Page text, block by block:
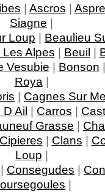
| Ascros |
Siagne |
Loup | Beaulieu
Les Alpes | Beuil |
Vesubie | Bonson
Roya |
| Cagnes Sur
D Ail | Carros |
Grasse |
Cipieres | Clans |
Loup |
| Consegudes |
|